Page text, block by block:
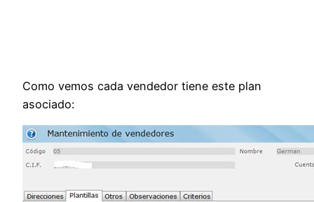
Como vemos cada vendedor tiene este plan
asociado: